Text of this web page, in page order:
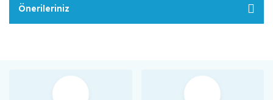
Önerileriniz